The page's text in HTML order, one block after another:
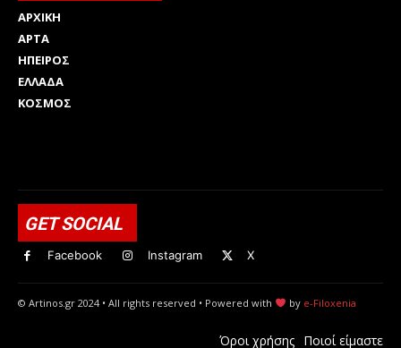
ΑΡΧΙΚΗ
ΑΡΤΑ
ΗΠΕΙΡΟΣ
ΕΛΛΑΔΑ
ΚΟΣΜΟΣ
GET SOCIAL
Facebook Instagram X
© Artinos.gr 2024 • All rights reserved • Powered with by e-Filoxenia
Όροι χρήσης Ποιοί είμαστε